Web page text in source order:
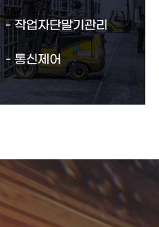
작업자단말기관리
통신제어